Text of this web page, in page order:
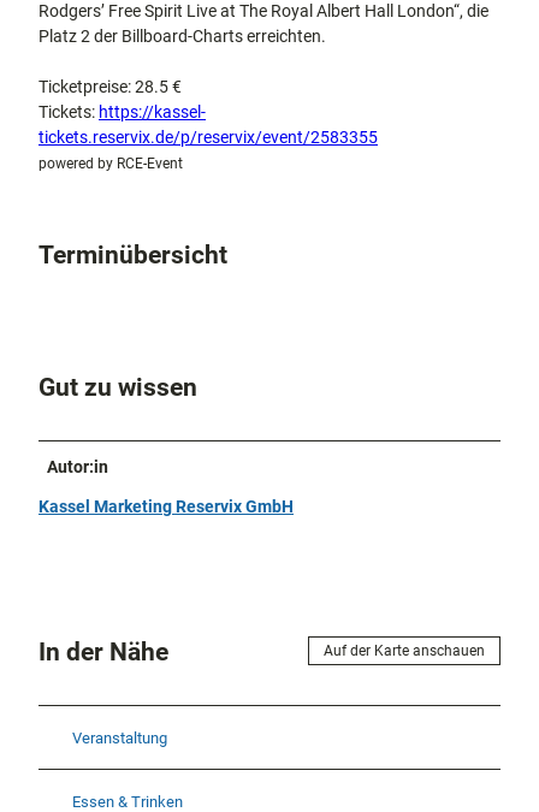
Rodgers’ Free Spirit Live at The Royal Albert Hall London“, die
Platz 2 der Billboard-Charts erreichten.
Ticketpreise: 28.5 €
Tickets: https://kassel-
tickets.reservix.de/p/reservix/event/2583355
powered by RCE-Event
Terminübersicht
Gut zu wissen
Autor:in
Kassel Marketing Reservix GmbH
In der Nähe Auf der Karte anschauen
Veranstaltung
Essen & Trinken